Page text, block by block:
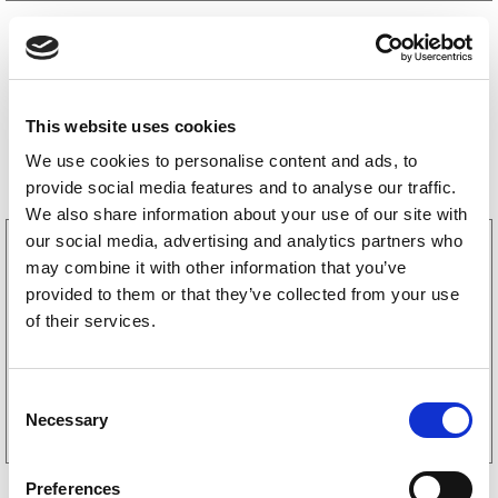
This website uses cookies
We use cookies to personalise content and ads, to
provide social media features and to analyse our traffic.
We also share information about your use of our site with
our social media, advertising and analytics partners who
may combine it with other information that you’ve
provided to them or that they’ve collected from your use
of their services.
Necessary
Preferences
Bestselgere
3160052
LGF skilt Selvklebende
256kr(205kr eks. mva)